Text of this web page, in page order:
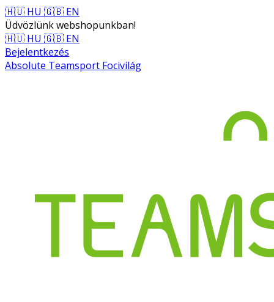
🇭🇺 HU 🇬🇧 EN
Üdvözlünk webshopunkban!
🇭🇺 HU 🇬🇧 EN
Bejelentkezés
Absolute Teamsport Focivilág